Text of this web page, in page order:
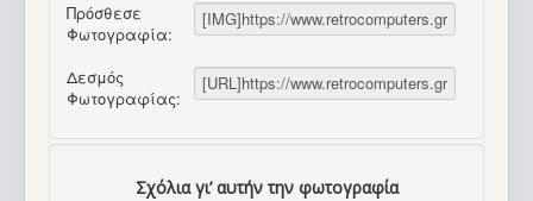
Πρόσθεσε
Φωτογραφία:
Δεσμός
Φωτογραφίας:
Σχόλια γι’ αυτήν την φωτογραφία